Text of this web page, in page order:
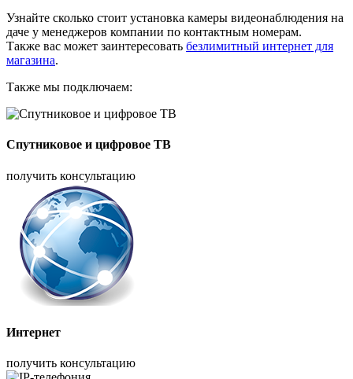
Узнайте сколько стоит установка камеры видеонаблюдения на
даче у менеджеров компании по контактным номерам.
Также вас может заинтересовать безлимитный интернет для
магазина.
Также мы подключаем:
Спутниковое и цифровое ТВ
получить консультацию
Интернет
получить консультацию